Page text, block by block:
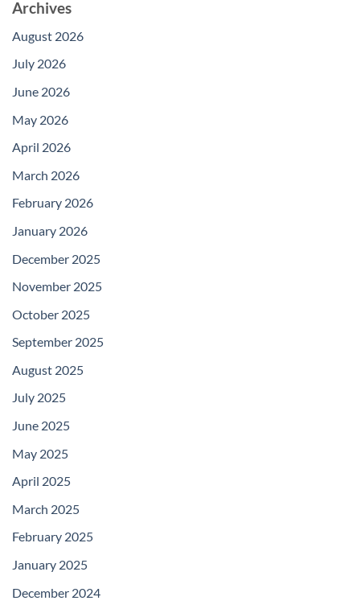
Archives
August 2026
July 2026
June 2026
May 2026
April 2026
March 2026
February 2026
January 2026
December 2025
November 2025
October 2025
September 2025
August 2025
July 2025
June 2025
May 2025
April 2025
March 2025
February 2025
January 2025
December 2024